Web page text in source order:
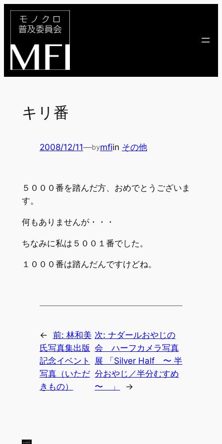
内
ッ
キリ番
2008/12/11—bymfiin その他
５０００番を踏んだ方、おめでとうございま
す。
何もありませんが・・・
ちなみに私は５００１番でした。
１０００番は踏んだんですけどね。
← 前: 林和美
氏写真集出版
記念イベント
写真（いただ
きもの）
次: ナダールおやじの
会 ハーフカメラ写真
展 「Silver Half 〜 半
分おやじ／半分むすめ
〜 」
→